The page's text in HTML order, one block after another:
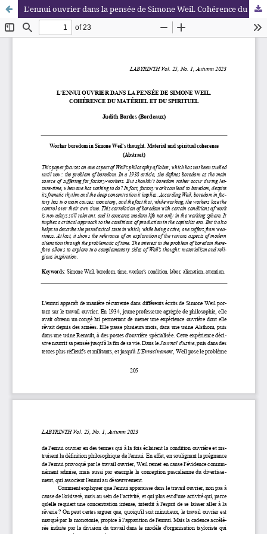
L'ennui ouvrier dans la pensée de Simone Weil. Cohérence du matériel et du spirituel